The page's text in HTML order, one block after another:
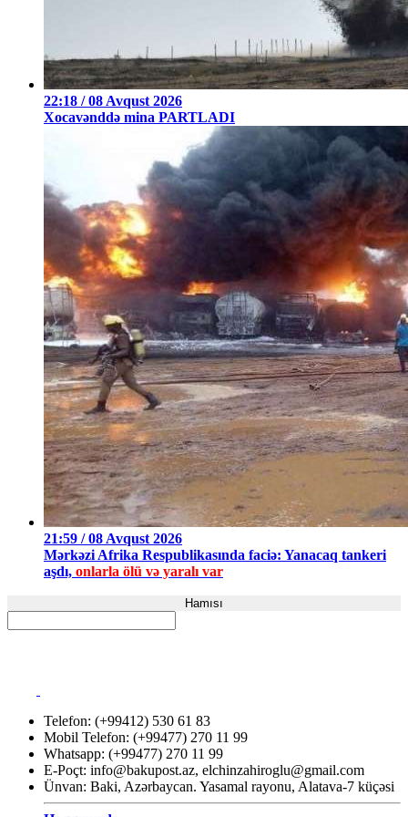
22:18 / 08 Avqust 2026
Xocavənddə mina PARTLADI
21:59 / 08 Avqust 2026
Mərkəzi Afrika Respublikasında faciə: Yanacaq tankeri
aşdı, onlarla ölü və yaralı var
Hamısı
Telefon: (+99412) 530 61 83
Mobil Telefon: (+99477) 270 11 99
Whatsapp: (+99477) 270 11 99
E-Poçt: info@bakupost.az, elchinzahiroglu@gmail.com
Ünvan: Baki, Azərbaycan. Yasamal rayonu, Alatava-7 küçəsi